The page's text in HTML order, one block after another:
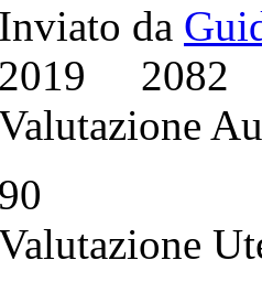
Inviato da
2019 2082
90